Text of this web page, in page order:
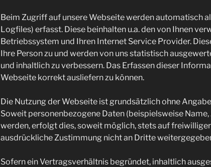
Beim Zugriff auf unsere Webseite werden automatisch
Logfiles) erfasst. Diese beinhalten u.a. den von Ihnen
Betriebssystem und Ihren Internet Service Provider.
Ihre Person zu und werden von uns statistisch
und inhaltlich zu verbessern. Das Erfassen dieser
Webseite korrekt ausliefern zu können.
Die Nutzung der Webseite ist grundsätzlich ohne
Soweit personenbezogene Daten (beispielsweise
werden, erfolgt dies, soweit möglich, stets auf
ausdrückliche Zustimmung nicht an Dritte
Sofern ein Vertragsverhältnis begründet, inhaltlich